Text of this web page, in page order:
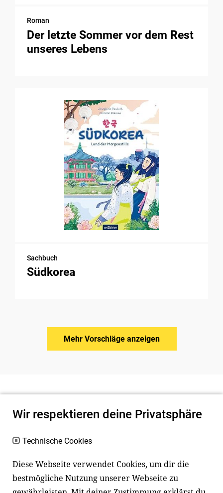
Roman
Der letzte Sommer vor dem Rest
unseres Lebens
Sachbuch
Südkorea
Mehr Vorschläge anzeigen
Newsletter
Wir respektieren deine Privatsphäre
Technische Cookies
Diese Webseite verwendet Cookies, um dir die
bestmögliche Nutzung unserer Webseite zu